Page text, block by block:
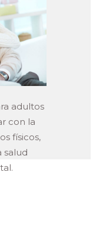
adultos
con la
físicos,
salud